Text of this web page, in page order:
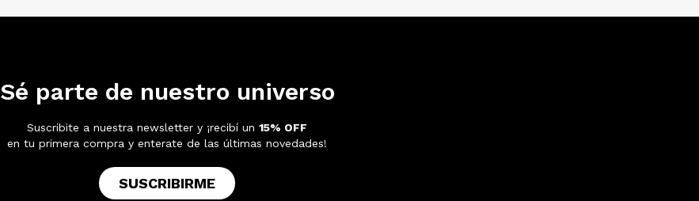
Sé parte de nuestro universo
Suscribite a nuestra newsletter y ¡recibí un 15% OFF
en tu primera compra y enterate de las últimas novedades!
SUSCRIBIRME